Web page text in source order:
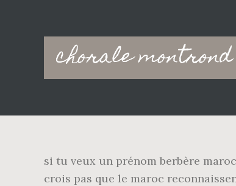
chorale
Main
navigation
si tu veux un prénom berbère
crois pas que le maroc